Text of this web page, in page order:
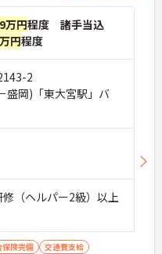
万円程度 諸手当込
円程度
2
盛岡)「東大宮駅」バ
（ヘルパー2級）以上
保険完備
交通費支給